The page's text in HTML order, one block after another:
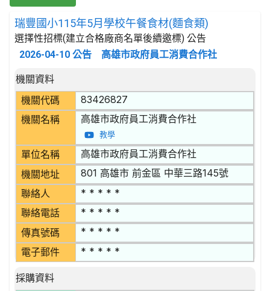
瑞豐國小115年5月學校午餐食材(麵食類)
選擇性招標(建立合格廠商名單後續邀標) 公告
2026-04-10 公告 高雄市政府員工消費合作社
招標公告詳細內容
機關資料
機關代碼
83426827
機關名稱 高雄市政府員工消費合作社
教學
單位名稱 高雄市政府員工消費合作社
機關地址 801 高雄市 前金區 中華三路145號
聯絡人 * * * * *
聯絡電話 * * * * *
傳真號碼 * * * * *
電子郵件 * * * * *
採購資料